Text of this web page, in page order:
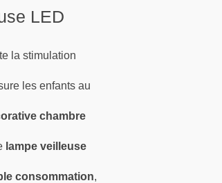
LED
la stimulation
les enfants au
chambre
lampe veilleuse
consommation,